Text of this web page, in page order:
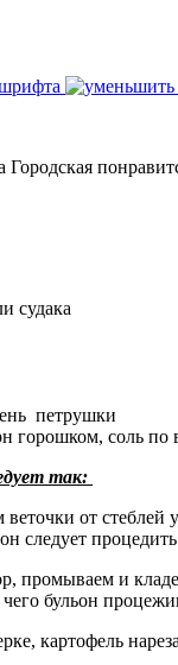
судака
петрушки
горошком, соль по
так:
от
следует
промываем и
бульон
картофель